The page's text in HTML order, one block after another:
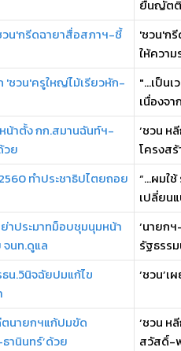
ยื่นญัตติ
วน'กรีดฉายาสื่อสภาฯ-ชี้
'ชวน'ก
ให้ควา
'ชวน'ครูใหญ่ไม้เรียวหัก-
"...เป็น
เนื่องจ
น้าตั้ง กก.สมานฉันท์ฯ-
วย
‘ชวน ห
โครงส
ทำประชาธิปไตยถอย
“...ผมใ
เปลี่ยน
าประมาทม็อบชุมนุมหน้า
นท.ดูแล
‘นายก
รัฐธรร
น.วินิจฉัยปมแก้ไข
‘ชวน’
ตนายกฯแก้ปมขัด
านินทร์’ด้วย
‘ชวน ห
สวัสดิ์-พ